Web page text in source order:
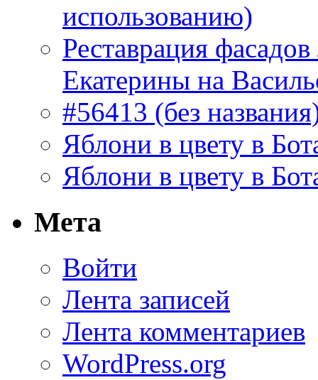
использованию)
Реставрация
Екатерины на
#56413 (без
Яблони в цвету в
Яблони в цвету в
Мета
Войти
Лента записей
Лента комментариев
WordPress.org